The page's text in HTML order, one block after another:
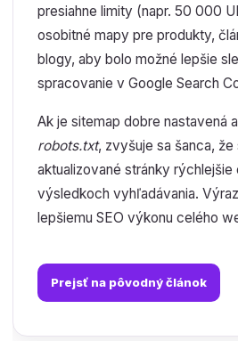
presiahne limity (napr. 50 000
osobitné mapy pre produkty,
blogy, aby bolo možné lepšie
spracovanie v Google Search
Ak je sitemap dobre nastavená
robots.txt, zvyšuje sa šanca, že
aktualizované stránky rýchlejšie
výsledkoch vyhľadávania.
lepšiemu SEO výkonu celého
Prejsť na pôvodný článok